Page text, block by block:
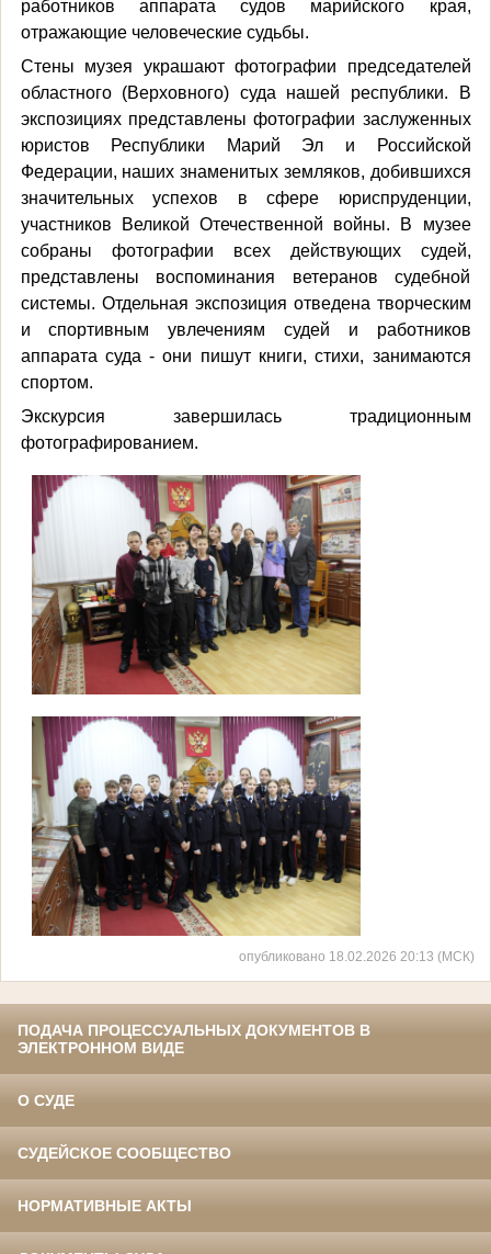
работников аппарата судов марийского края,
отражающие человеческие судьбы.
Стены музея украшают фотографии председателей
областного (Верховного) суда нашей республики. В
экспозициях представлены фотографии заслуженных
юристов Республики Марий Эл и Российской
Федерации, наших знаменитых земляков, добившихся
значительных успехов в сфере юриспруденции,
участников Великой Отечественной войны. В музее
собраны фотографии всех действующих судей,
представлены воспоминания ветеранов судебной
системы. Отдельная экспозиция отведена творческим
и спортивным увлечениям судей и работников
аппарата суда - они пишут книги, стихи, занимаются
спортом.
Экскурсия завершилась традиционным
фотографированием.
опубликовано 18.02.2026 20:13 (МСК)
ПОДАЧА ПРОЦЕССУАЛЬНЫХ ДОКУМЕНТОВ В
ЭЛЕКТРОННОМ ВИДЕ
О СУДЕ
СУДЕЙСКОЕ СООБЩЕСТВО
НОРМАТИВНЫЕ АКТЫ